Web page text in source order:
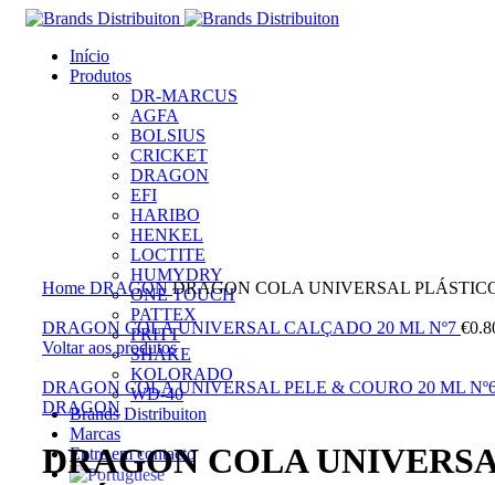
Início
Produtos
DR-MARCUS
AGFA
BOLSIUS
CRICKET
DRAGON
EFI
HARIBO
HENKEL
LOCTITE
HUMYDRY
ONE TOUCH
PATTEX
PRITT
SHAKE
KOLORADO
WD-40
Brands Distribuiton
Marcas
Entre em contacto
Clique para ampliar
Home DRAGONDRAGON COLA UNIVERSAL
DRAGON COLA UNIVERSAL CALÇADO 20 ML Nº7 €
Voltar aos produtos
DRAGON COLA UNIVERSAL PELE & COURO 20 ML
DRAGON
DRAGON COLA